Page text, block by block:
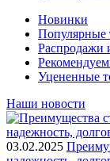
Новинки
Популярные
Распродажи
Уцененные
Наши новости
03.02.2025